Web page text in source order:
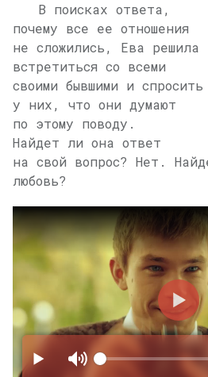
В поисках ответа,
почему все ее отношения
не сложились, Ева решила
встретиться со всеми
своими бывшими и спросить
у них, что они думают
по этому поводу.
Найдет ли она ответ
на свой вопрос? Нет.
любовь?